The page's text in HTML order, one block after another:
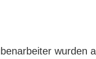
wurden